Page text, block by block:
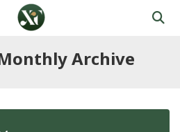
Archive